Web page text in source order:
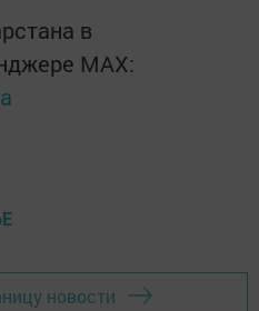
в
MАХ:
новости